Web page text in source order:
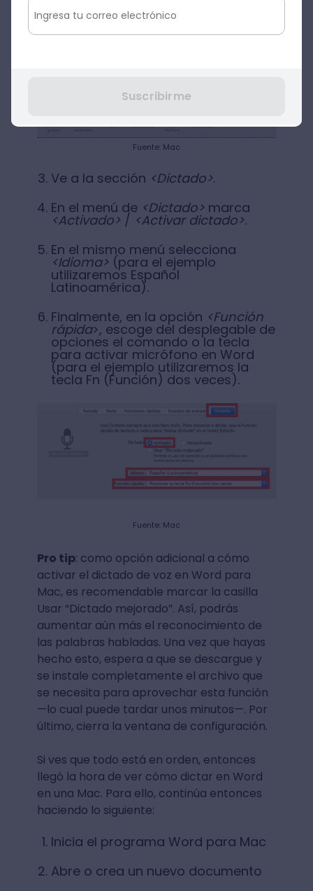
Fuente: Mac
Ve a la sección <Dictado>.
En el menú de <Dictado> marca
<Activado> / <Activar dictado>.
En el mismo menú selecciona
<Idioma> (para el ejemplo
utilizaremos Español
Latinoamérica).
Finalmente, en la opción <Función
rápida>, escoge del desplegable de
opciones el comando o la tecla
para activar micrófono en Word
(para el ejemplo utilizaremos la
tecla Fn (Función) dos veces).
Fuente: Mac
Pro tip: como opción adicional a cómo
activar el dictado de voz en Word para
Mac, es recomendable marcar la casilla
Usar “Dictado mejorado”. Así, podrás
aumentar aún más el reconocimiento de
las palabras habladas. Una vez que hayas
hecho esto, espera a que se descargue y
se instale completamente el archivo que
se necesita para aprovechar esta función
—lo cual puede tardar unos minutos—. Por
último, cierra la ventana de configuración.
Si ves que todo está en orden, entonces
llegó la hora de ver cómo dictar en Word
en una Mac. Para ello, continúa entonces
haciendo lo siguiente:
Inicia el programa Word para Mac
Abre o crea un nuevo documento
Suscribirme